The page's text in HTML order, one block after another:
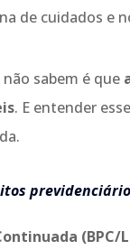
de cuidados e
sabem é que
. E entender
(BPC/